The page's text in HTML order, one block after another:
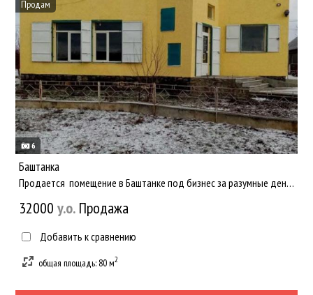
6
Продам
Баштанка
Продается помещение в Баштанке под бизнес за разумные деньги - 400 у.е - 1 квадрат!!! Большой торговый зал -...
32000 y.о. Продажа
Добавить к сравнению
общая площадь: 80 м2